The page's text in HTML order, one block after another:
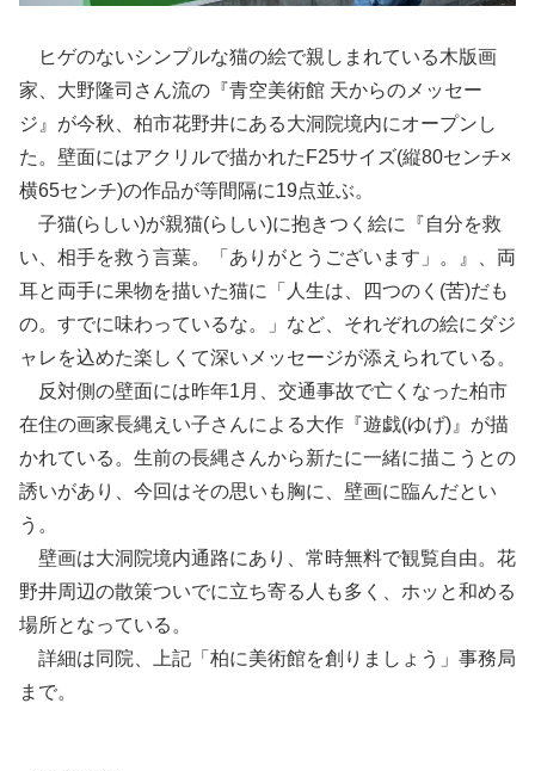
ヒゲのないシンプルな猫の絵で親しまれている木版画
家、大野隆司さん流の『青空美術館 天からのメッセー
ジ』が今秋、柏市花野井にある大洞院境内にオープンし
た。壁面にはアクリルで描かれたF25サイズ(縦80センチ×
横65センチ)の作品が等間隔に19点並ぶ。
子猫(らしい)が親猫(らしい)に抱きつく絵に『自分を救
い、相手を救う言葉。「ありがとうございます」。』、両
耳と両手に果物を描いた猫に「人生は、四つのく(苦)だも
の。すでに味わっているな。」など、それぞれの絵にダジ
ャレを込めた楽しくて深いメッセージが添えられている。
反対側の壁面には昨年1月、交通事故で亡くなった柏市
在住の画家長縄えい子さんによる大作『遊戯(ゆげ)』が描
かれている。生前の長縄さんから新たに一緒に描こうとの
誘いがあり、今回はその思いも胸に、壁画に臨んだとい
う。
壁画は大洞院境内通路にあり、常時無料で観覧自由。花
野井周辺の散策ついでに立ち寄る人も多く、ホッと和める
場所となっている。
詳細は同院、上記「柏に美術館を創りましょう」事務局
まで。